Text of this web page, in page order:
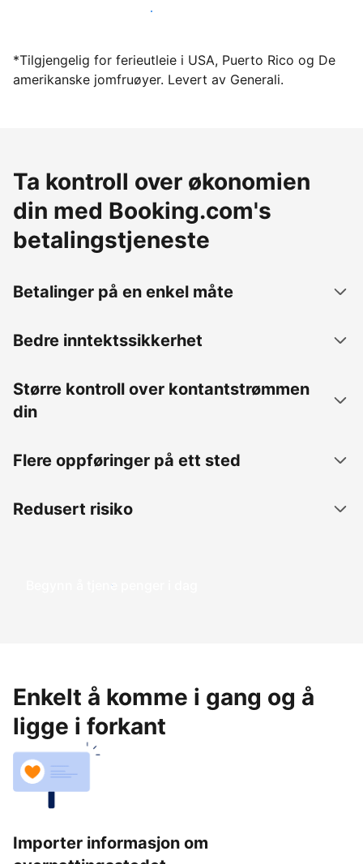
Lei ut ferieboligen din gjennom oss i dag
*Tilgjengelig for ferieutleie i USA, Puerto Rico og De
amerikanske jomfruøyer. Levert av Generali.
Ta kontroll over økonomien
din med Booking.com's
betalingstjeneste
Betalinger på en enkel måte
Bedre inntektssikkerhet
Større kontroll over kontantstrømmen
din
Flere oppføringer på ett sted
Redusert risiko
Begynn å tjene penger i dag
Enkelt å komme i gang og å
ligge i forkant
Importer informasjon om